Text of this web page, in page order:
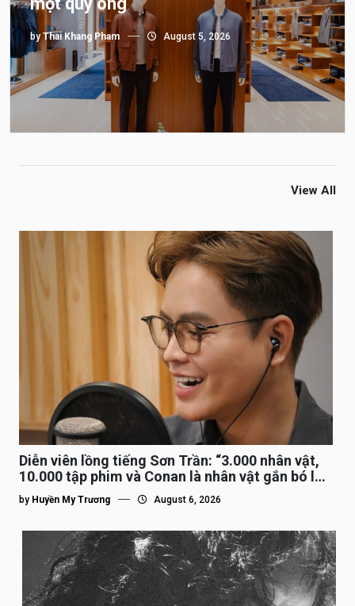
by Thai Khang Pham August 5, 2026
View All
Diễn viên lồng tiếng Sơn Trần: “3.000 nhân vật,
10.000 tập phim và Conan là nhân vật gắn bó lâu
nhất”
by Huyền My Trương August 6, 2026